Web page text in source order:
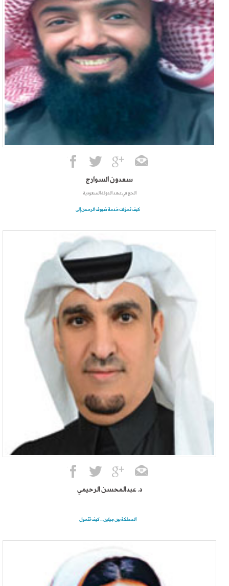
سعدون السوارج
الحج في عهد الدولة السعودية
كيف تحوّلت خدمة ضيوف الرحمن إلى
د. عبدالمحسن الرحيمي
المملكة بين جيلين… كيف تتحول